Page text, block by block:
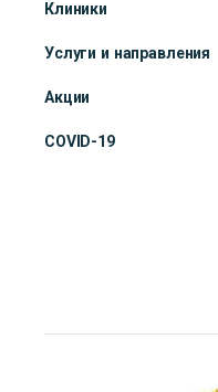
Клиники
Услуги и направления
Акции
COVID-19